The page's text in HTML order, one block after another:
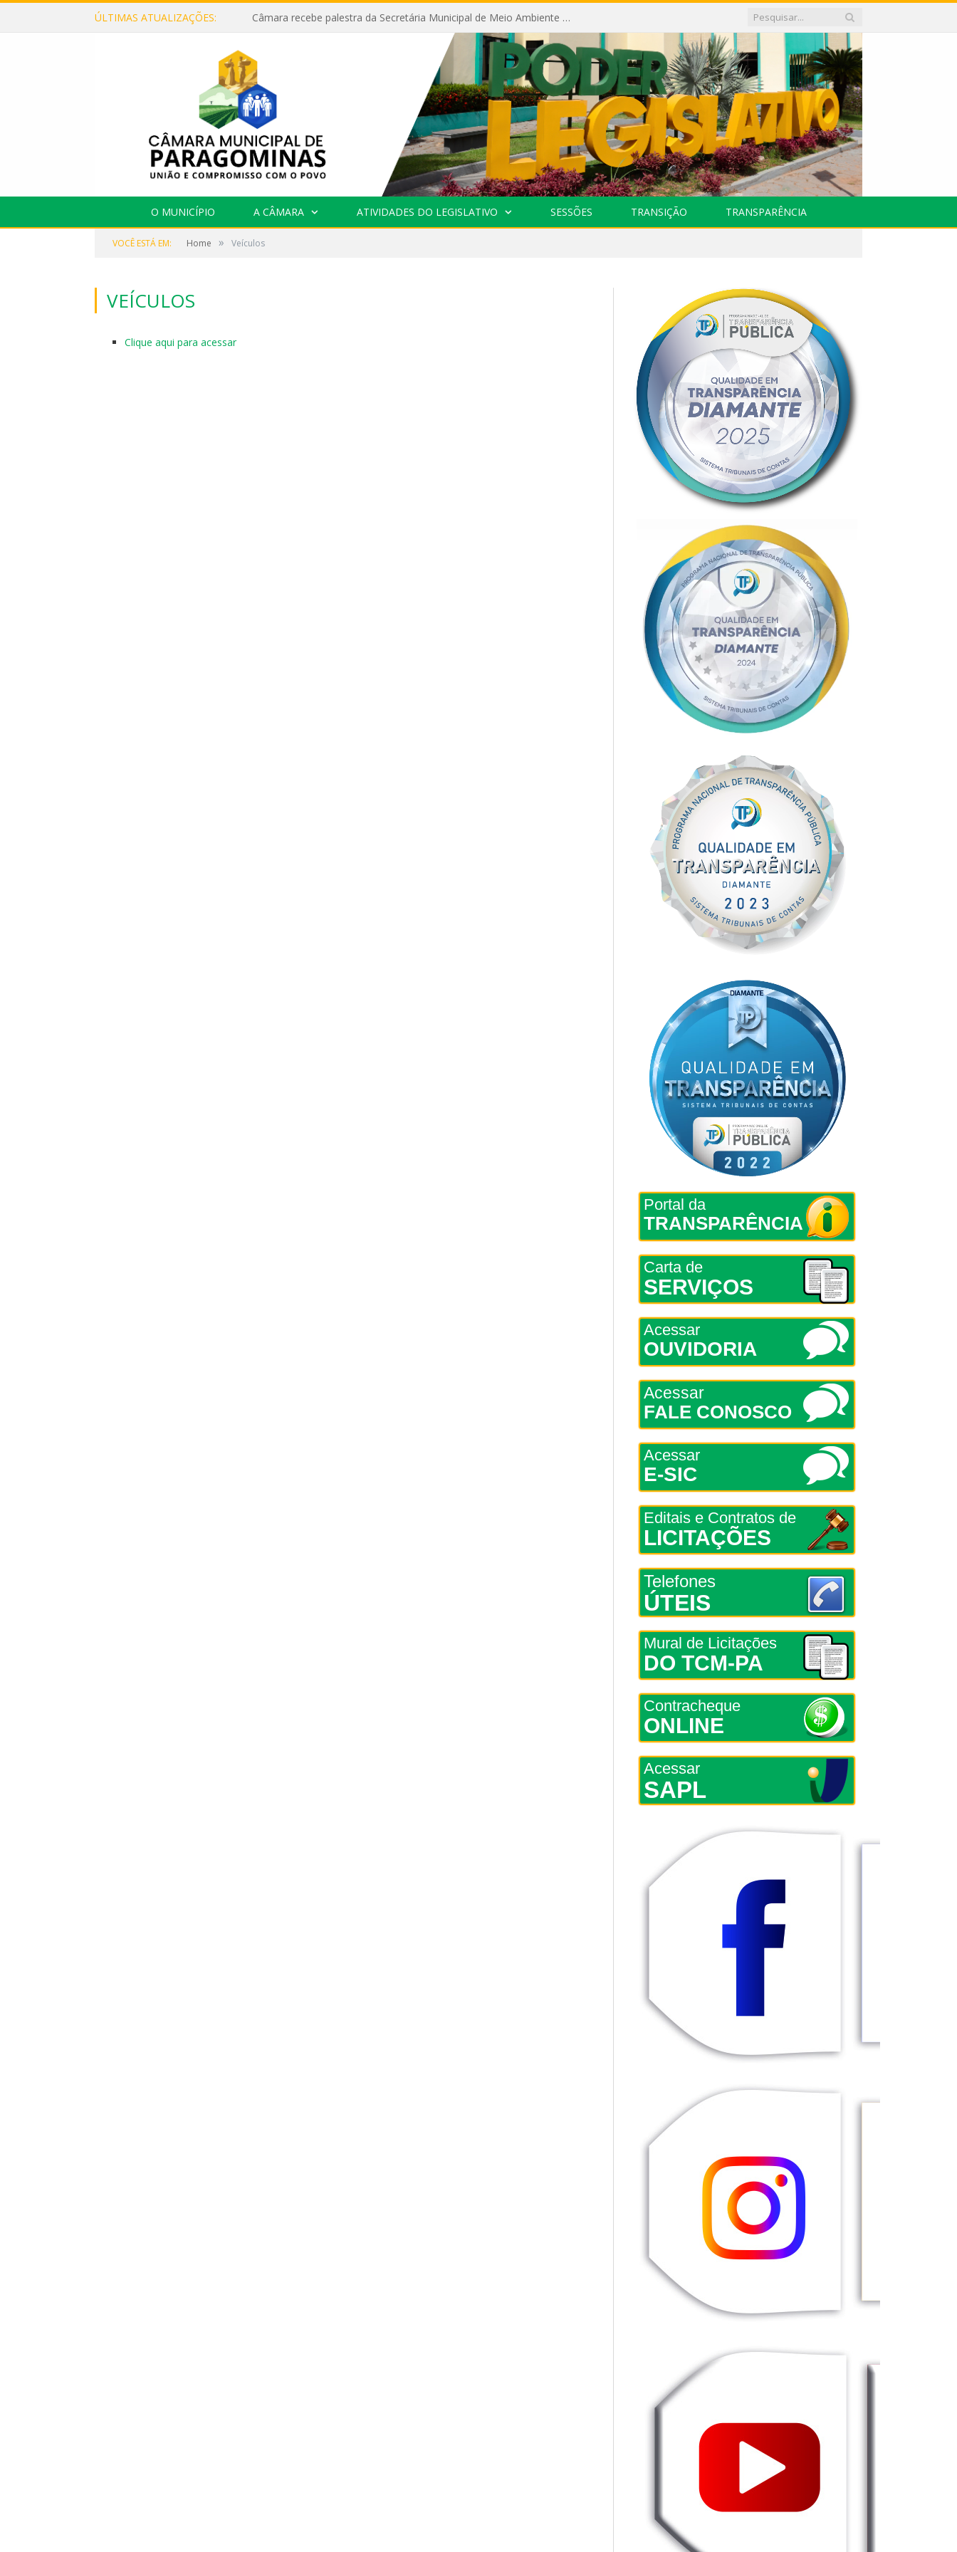
ÚLTIMAS ATUALIZAÇÕES: Câmara recebe palestra da Secretária Municipal de Meio Ambiente sobre as ações da “SEMANA DO MEIO AMBIENTE”
O MUNICÍPIO A CÂMARA ATIVIDADES DO LEGISLATIVO SESSÕES TRANSIÇÃO TRANSPARÊNCIA
VOCÊ ESTÁ EM: Home » Veículos
VEÍCULOS
Clique aqui para acessar
Portal da
TRANSPARÊNCIA
Carta de
SERVIÇOS
Acessar
OUVIDORIA
Acessar
FALE CONOSCO
Acessar
E-SIC
Editais e Contratos de
LICITAÇÕES
Telefones
ÚTEIS
Mural de Licitações
DO TCM-PA
Contracheque
ONLINE
Acessar
SAPL